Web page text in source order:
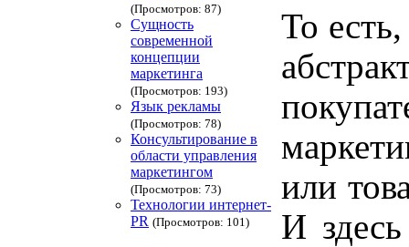
(Просмотров: 87)
Сущность
современной
концепции
маркетинга
(Просмотров: 193)
Язык рекламы
(Просмотров: 78)
Консультирование в
области управления
маркетингом
(Просмотров: 73)
Технологии интернет-
PR (Просмотров: 101)
То
или
И